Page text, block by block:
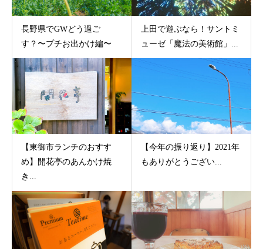
長野県でGWどう過ご
す？〜プチお出かけ編〜
上田で遊ぶなら！サントミ
ューゼ「魔法の美術館」...
【東御市ランチのおすす
め】開花亭のあんかけ焼
き...
【今年の振り返り】2021年
もありがとうござい...